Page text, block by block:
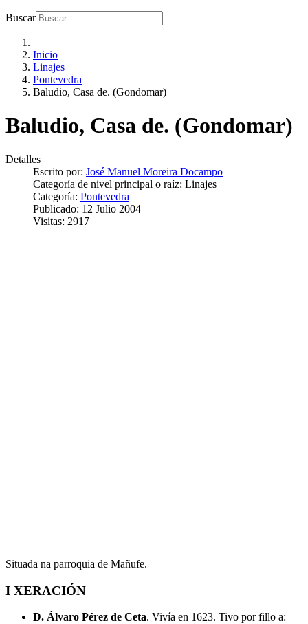
Buscar
Inicio
Linajes
Pontevedra
Baludio, Casa de. (Gondomar)
Baludio, Casa de. (Gondomar)
Detalles
Escrito por: José Manuel Moreira Docampo
Categoría de nivel principal o raíz: Linajes
Categoría: Pontevedra
Publicado: 12 Julio 2004
Visitas: 2917
Situada na parroquia de Mañufe.
I XERACIÓN
D. Álvaro Pérez de Ceta. Vivía en 1623. Tivo por fillo a: